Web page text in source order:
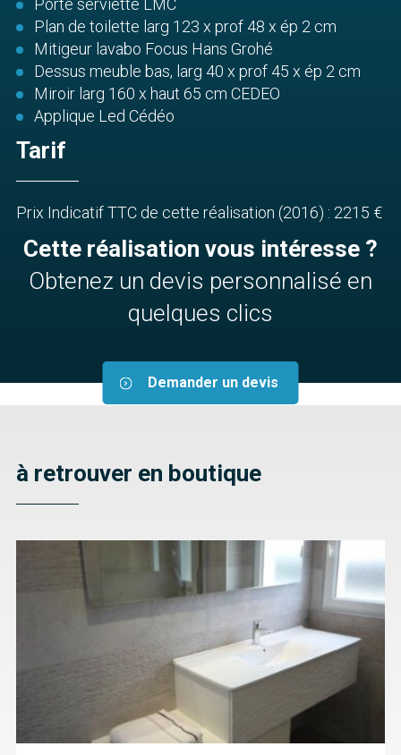
Porte serviette LMC
Plan de toilette larg 123 x prof 48 x ép 2 cm
Mitigeur lavabo Focus Hans Grohé
Dessus meuble bas, larg 40 x prof 45 x ép 2 cm
Miroir larg 160 x haut 65 cm CEDEO
Applique Led Cédéo
Tarif
Prix Indicatif TTC de cette réalisation (2016) : 2215 €
Cette réalisation vous intéresse ?
Obtenez un devis personnalisé en
quelques clics
Demander un devis
à retrouver en boutique